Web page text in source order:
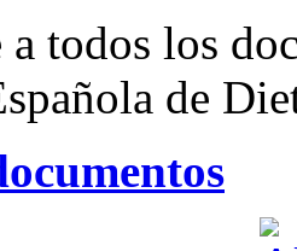
todos los
de